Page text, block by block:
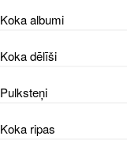
Koka albumi
Koka dēlīši
Pulksteņi
Koka ripas